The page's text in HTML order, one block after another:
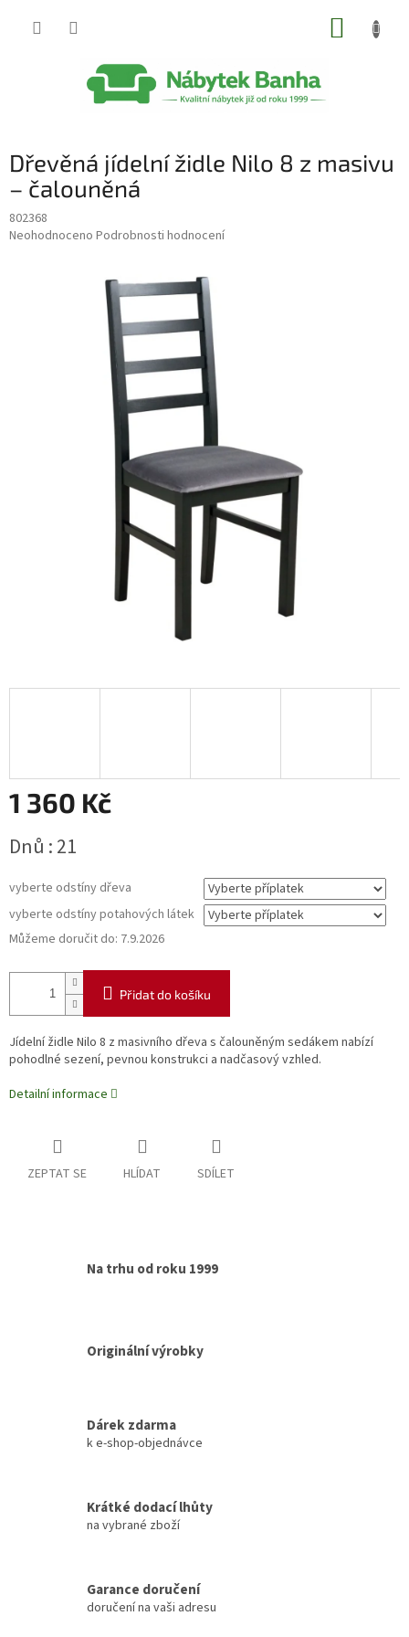
Dřevěná jídelní židle Nilo 8 z masivu
– čalouněná
802368
Průměrné
Neohodnoceno Podrobnosti hodnocení
1 360 Kč
cena:
Dnů : 21
vyberte odstíny dřeva
vyberte odstíny potahových látek
Můžeme doručit do: 7.9.2026
Přidat do košíku
Jídelní židle Nilo 8 z masivního dřeva s čalouněným sedákem nabízí
pohodlné sezení, pevnou konstrukci a nadčasový vzhled.
Detailní informace
ZEPTAT SE HLÍDAT SDÍLET
Na trhu od roku 1999
Originální výrobky
Dárek zdarma
k e-shop-objednávce
Krátké dodací lhůty
na vybrané zboží
Garance doručení
doručení na vaši adresu